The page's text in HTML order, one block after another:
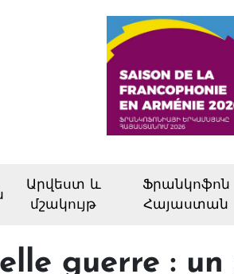
Արվեստ և
մշակույթ
Ֆրանկոֆոն
Հայաստան
guerre :